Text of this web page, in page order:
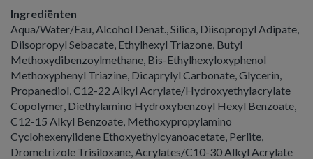
Ingrediënten
Aqua/Water/Eau, Alcohol Denat., Silica, Diisopropyl Adipate,
Diisopropyl Sebacate, Ethylhexyl Triazone, Butyl
Methoxydibenzoylmethane, Bis-Ethylhexyloxyphenol
Methoxyphenyl Triazine, Dicaprylyl Carbonate, Glycerin,
Propanediol, C12-22 Alkyl Acrylate/Hydroxyethylacrylate
Copolymer, Diethylamino Hydroxybenzoyl Hexyl Benzoate,
C12-15 Alkyl Benzoate, Methoxypropylamino
Cyclohexenylidene Ethoxyethylcyanoacetate, Perlite,
Drometrizole Trisiloxane, Acrylates/C10-30 Alkyl Acrylate